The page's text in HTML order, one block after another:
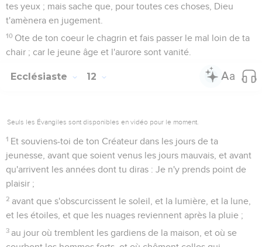
tes yeux ; mais sache que, pour toutes ces choses, Dieu
t'amènera en jugement.
10 Ote de ton coeur le chagrin et fais passer le mal loin de ta
chair ; car le jeune âge et l'aurore sont vanité.
Ecclésiaste 12
Seuls les Évangiles sont disponibles en vidéo pour le moment.
1 Et souviens-toi de ton Créateur dans les jours de ta
jeunesse, avant que soient venus les jours mauvais, et avant
qu'arrivent les années dont tu diras : Je n'y prends point de
plaisir ;
2 avant que s'obscurcissent le soleil, et la lumière, et la lune,
et les étoiles, et que les nuages reviennent après la pluie ;
3 au jour où tremblent les gardiens de la maison, et où se